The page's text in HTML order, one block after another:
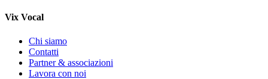
Vix Vocal
Chi siamo
Contatti
Partner & associazioni
Lavora con noi